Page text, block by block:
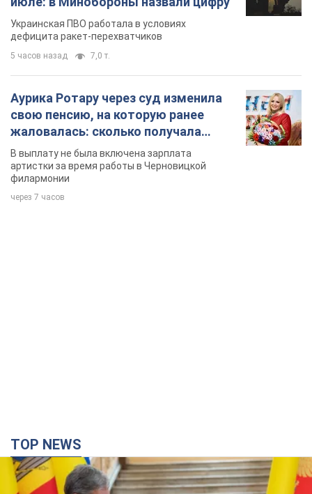
певица
артистки за время работы в Черновицкой
филармонии
через 7 часов
Зеленский впервые прибыл в Сербию: